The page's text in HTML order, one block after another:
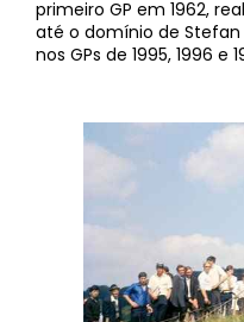
primeiro GP em 1962,
até o domínio de Stefan
nos GPs de 1995, 1996 e